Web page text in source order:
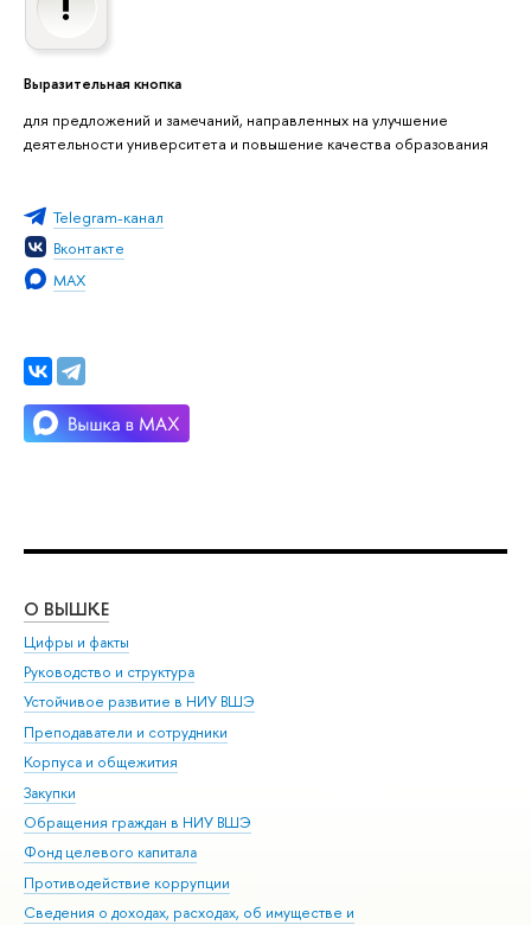
ыразительная кнопка
для предложений и замечаний, направленных на улучшение
деятельности университета и повышение качества образования
Telegram-канал
контакте
MAX
О ВЫШКЕ
Цифры и факты
Руководство и структура
Устойчивое развитие в НИУ ВШЭ
Преподаватели и сотрудники
Корпуса и общежития
Закупки
Обращения граждан в НИУ ВШЭ
Фонд целевого капитала
Противодействие коррупции
Сведения о доходах, расходах, об имуществе и